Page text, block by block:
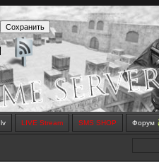
LIVE Stream SMS SHOP Форум